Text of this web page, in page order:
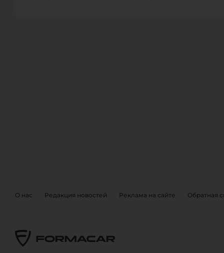
О нас Редакция новостей Реклама на сайте Обратная